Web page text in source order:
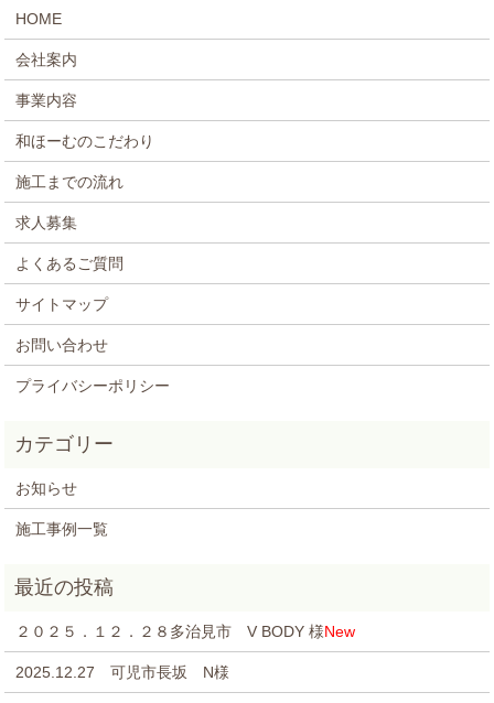
HOME
会社案内
事業内容
和ほーむのこだわり
施工までの流れ
求人募集
よくあるご質問
サイトマップ
お問い合わせ
プライバシーポリシー
お知らせ
施工事例一覧
２０２５．１２．２８多治見市 V BODY 様New
2025.12.27 可児市長坂 N様